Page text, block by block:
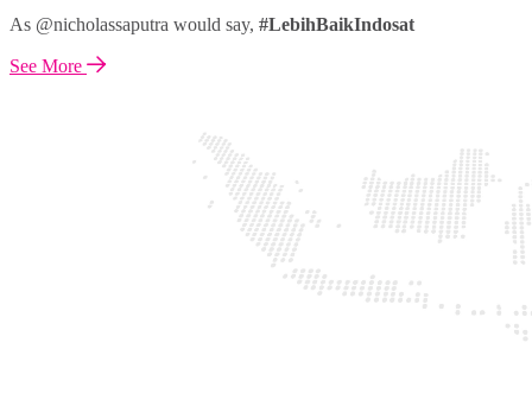
As @nicholassaputra would say, #LebihBaikIndosat
See More